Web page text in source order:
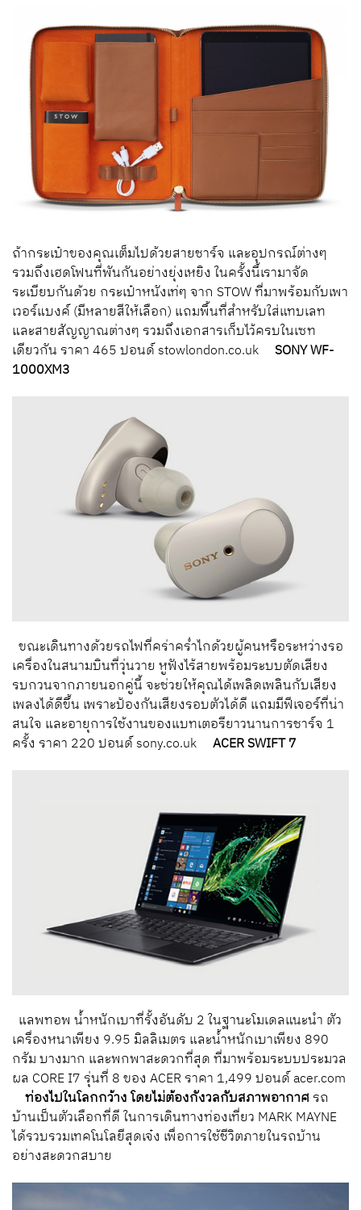
ถ้ากระเป๋าของคุณเต็มไปด้วยสายชาร์จ และอุปกรณ์ต่างๆ
รวมถึงเฮดโฟนที่พันกันอย่างยุ่งเหยิง ในครั้งนี้เรามาจัด
ระเบียบกันด้วย กระเป๋าหนังเท่ๆ จาก STOW ที่มาพร้อมกับเพา
เวอร์แบงค์ (มีหลายสีให้เลือก) แถมพื้นที่สำหรับใส่แทบเลท
และสายสัญญาณต่างๆ รวมถึงเอกสารเก็บไว้ครบในเซท
เดียวกัน ราคา 465 ปอนด์ stowlondon.co.uk SONY WF-
1000XM3
ขณะเดินทางด้วยรถไฟที่คร่าคร่ำไกด้วยผู้คนหรือระหว่างรอ
เครื่องในสนามบินที่วุ่นวาย หูฟังไร้สายพร้อมระบบตัดเสียง
รบกวนจากภายนอกคู่นี้ จะช่วยให้คุณได้เพลิดเพลินกับเสียง
เพลงได้ดีขึ้น เพราะป้องกันเสียงรอบตัวได้ดี แถมมีฟีเจอร์ที่น่า
สนใจ และอายุการใช้งานของแบทเตอรียาวนานการชาร์จ 1
ครั้ง ราคา 220 ปอนด์ sony.co.uk ACER SWIFT 7
แลพทอพ น้ำหนักเบาที่รั้งอันดับ 2 ในฐานะโมเดลแนะนำ ตัว
เครื่องหนาเพียง 9.95 มิลลิเมตร และน้ำหนักเบาเพียง 890
กรัม บางมาก และพกพาสะดวกที่สุด ที่มาพร้อมระบบประมวล
ผล CORE I7 รุ่นที่ 8 ของ ACER ราคา 1,499 ปอนด์ acer.com
ท่องไปในโลกกว้าง โดยไม่ต้องกังวลกับสภาพอากาศ รถ
บ้านเป็นตัวเลือกที่ดี ในการเดินทางท่องเที่ยว MARK MAYNE
ได้รวบรวมเทคโนโลยีสุดเจ๋ง เพื่อการใช้ชีวิตภายในรถบ้าน
อย่างสะดวกสบาย